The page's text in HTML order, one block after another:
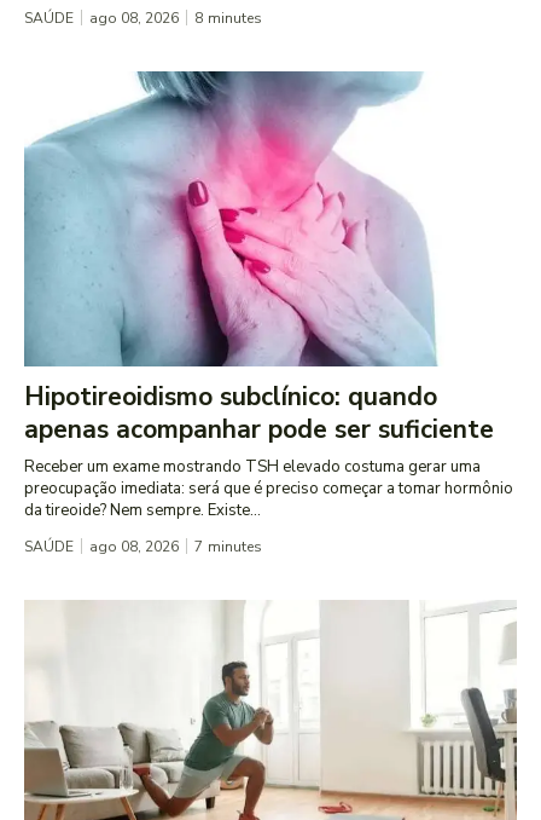
SAÚDE ago 08, 2026 8 minutes
Hipotireoidismo subclínico: quando
apenas acompanhar pode ser suficiente
Receber um exame mostrando TSH elevado costuma gerar uma
preocupação imediata: será que é preciso começar a tomar hormônio
da tireoide? Nem sempre. Existe...
SAÚDE ago 08, 2026 7 minutes